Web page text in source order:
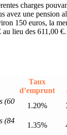
charges
avez une pension
150 euros, la
lieu des 611,00 €.
Taux
d’emprunt
(60
1.20%
(84
1.35%